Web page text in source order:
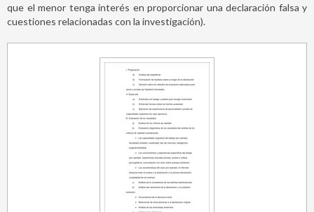
que el menor tenga interés en proporcionar una declaración falsa y
cuestiones relacionadas con la investigación).